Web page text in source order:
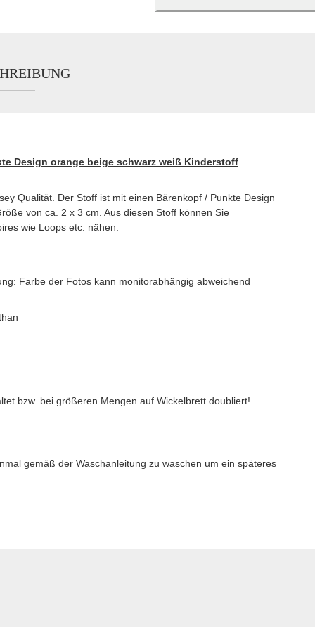
Design orange beige schwarz weiß Kinderstoff
Qualität. Der Stoff ist mit einen Bärenkopf / Punkte Design
von ca. 2 x 3 cm. Aus diesen Stoff können Sie
wie Loops etc. nähen.
Farbe der Fotos kann monitorabhängig abweichend
bzw. bei größeren Mengen auf Wickelbrett doubliert!
gemäß der Waschanleitung zu waschen um ein späteres